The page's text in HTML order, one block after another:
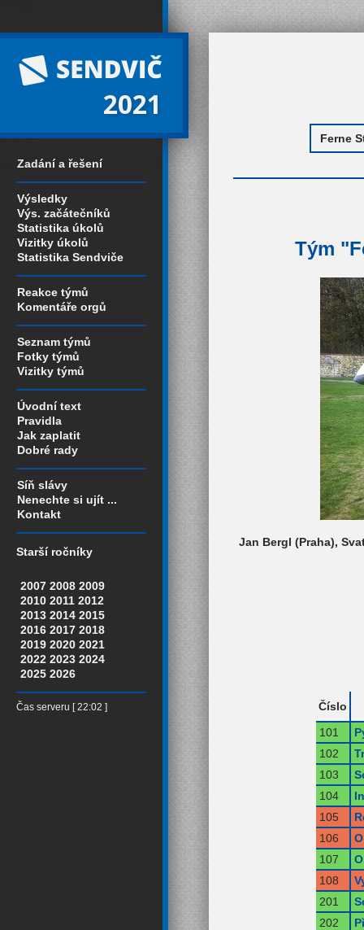
2021
Zadání a řešení
Výsledky
Výs. začátečníků
Statistika úkolů
Vizitky úkolů
Statistika Sendviče
Reakce týmů
Komentáře orgů
Seznam týmů
Fotky týmů
Vizitky týmů
Úvodní text
Pravidla
Jak zaplatit
Dobré rady
Síň slávy
Nenechte si ujít ...
Kontakt
Starší ročníky
2007 2008 2009
2010 2011 2012
2013 2014 2015
2016 2017 2018
2019 2020 2021
2022 2023 2024
2025 2026
Čas serveru [ 22:02 ]
Tým
Jan Bergl (Praha),
Číslo
101
102
103
104
105
106
107
108
201
202